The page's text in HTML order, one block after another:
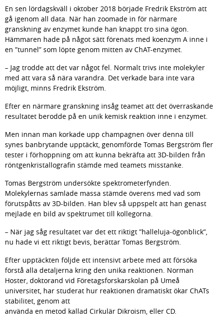
En sen lördagskväll i oktober 2018 började Fredrik Ekström att
gå igenom all data. När han zoomade in för närmare
granskning av enzymet kunde han knappt tro sina ögon.
Hämmaren hade på något sätt förenats med koenzym A inne i
en ”tunnel” som löpte genom mitten av ChAT-enzymet.
– Jag trodde att det var något fel. Normalt trivs inte molekyler
med att vara så nära varandra. Det verkade bara inte vara
möjligt, minns Fredrik Ekström.
Efter en närmare granskning insåg teamet att det överraskande
resultatet berodde på en unik kemisk reaktion inne i enzymet.
Men innan man korkade upp champagnen över denna till
synes banbrytande upptäckt, genomförde Tomas Bergström fler
tester i förhoppning om att kunna bekräfta att 3D-bilden från
röntgenkristallografin stämde med teamets misstanke.
Tomas Bergström undersökte spektrometerfynden.
Molekylernas samlade massa stämde överens med vad som
förutspåtts av 3D-bilden. Han blev så uppspelt att han genast
mejlade en bild av spektrumet till kollegorna.
– När jag såg resultatet var det ett riktigt ”halleluja-ögonblick”,
nu hade vi ett riktigt bevis, berättar Tomas Bergström.
Efter upptäckten följde ett intensivt arbete med att försöka
förstå alla detaljerna kring den unika reaktionen. Norman
Hoster, doktorand vid Företagsforskarskolan på Umeå
universitet, har studerat hur reaktionen dramatiskt ökar ChATs
stabilitet, genom att
använda en metod kallad Cirkulär Dikroism, eller CD.